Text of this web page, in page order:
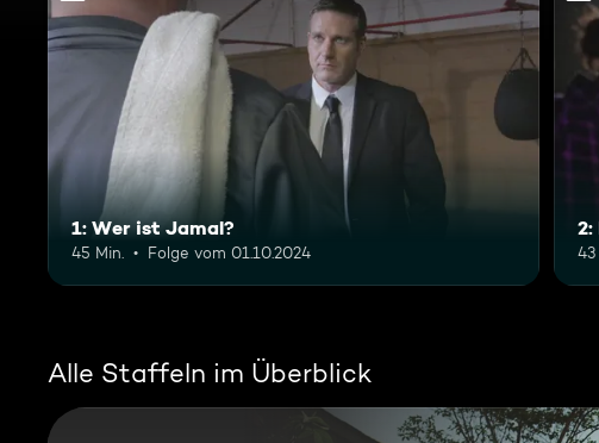
1: Wer ist Jamal?
45 Min. Folge vom 01.10.2024 43
Alle Staffeln im Überblick